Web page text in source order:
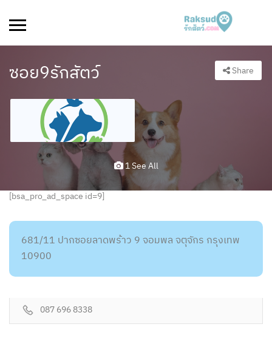
ซอย9รักสัตว์ Share
1 See All
[bsa_pro_ad_space id=9]
681/11 ปากซอยลาดพร้าว 9 จอมพล จตุจักร กรุงเทพ
10900
087 696 8338